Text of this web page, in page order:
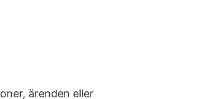
ärenden eller